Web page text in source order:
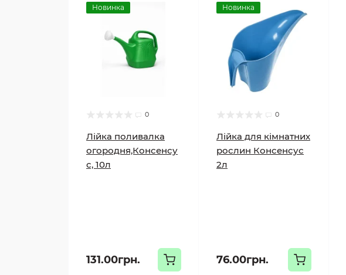
Новинка
0
Лійка поливалка
огородня,Консенсу
с, 10л
131.00грн.
Новинка
0
Лійка для кімнатних
рослин Консенсус
2л
76.00грн.